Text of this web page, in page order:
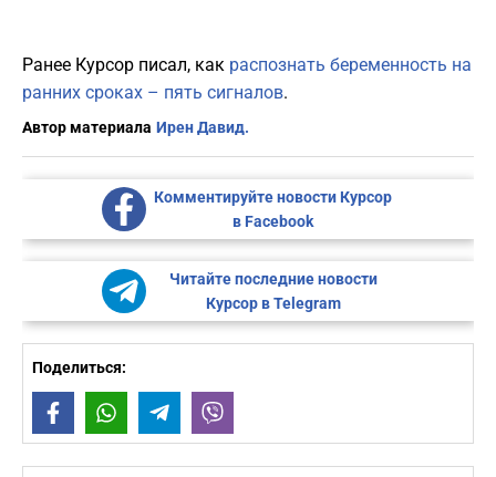
Ранее Курсор писал, как распознать беременность на
ранних сроках – пять сигналов.
Автор материала Ирен Давид.
Комментируйте новости Курсор
в Facebook
Читайте последние новости
Курсор в Telegram
Поделиться:
FacebookWhatsAppTelegram